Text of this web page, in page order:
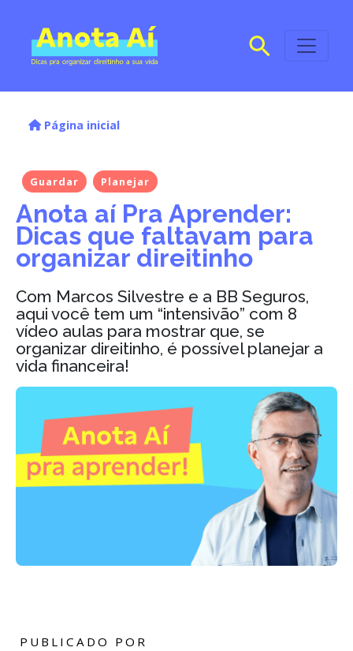
Página inicial
Guardar Planejar
Anota aí Pra Aprender:
Dicas que faltavam para
organizar direitinho
Com Marcos Silvestre e a BB Seguros,
aqui você tem um “intensivão” com 8
vídeo aulas para mostrar que, se
organizar direitinho, é possível planejar a
vida financeira!
PUBLICADO POR